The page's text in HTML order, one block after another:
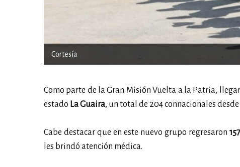
Cortesía
Como parte de la Gran Misión Vuelta a la Patria,
estado La Guaira, un total de 204 connacionales desde
Cabe destacar que en este nuevo grupo regresaron
les brindó atención médica.